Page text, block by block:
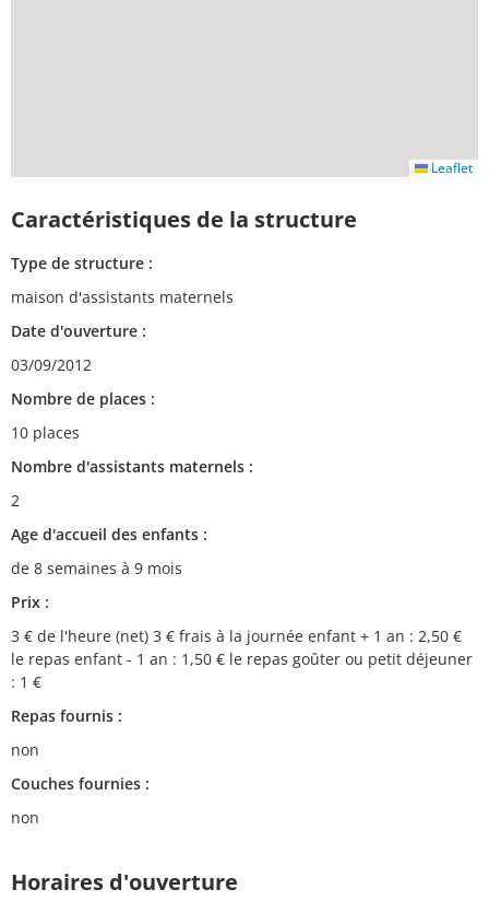
Leaflet
Caractéristiques de la structure
Type de structure :
maison d'assistants maternels
Date d'ouverture :
03/09/2012
Nombre de places :
10 places
Nombre d'assistants maternels :
2
Age d'accueil des enfants :
de 8 semaines à 9 mois
Prix :
3 € de l'heure (net) 3 € frais à la journée enfant + 1 an : 2,50 €
le repas enfant - 1 an : 1,50 € le repas goûter ou petit déjeuner
: 1 €
Repas fournis :
non
Couches fournies :
non
Horaires d'ouverture